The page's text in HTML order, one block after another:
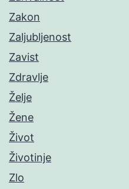
Zakon
Zaljubljenost
Zavist
Zdravlje
Želje
Žene
Život
Životinje
Zlo